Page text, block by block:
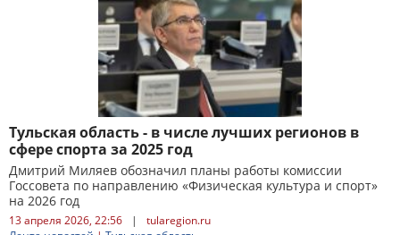
Тульская область - в числе лучших регионов в
сфере спорта за 2025 год
Дмитрий Миляев обозначил планы работы комиссии
Госсовета по направлению «Физическая культура и спорт»
на 2026 год
13 апреля 2026, 22:56 |
tularegion.ru